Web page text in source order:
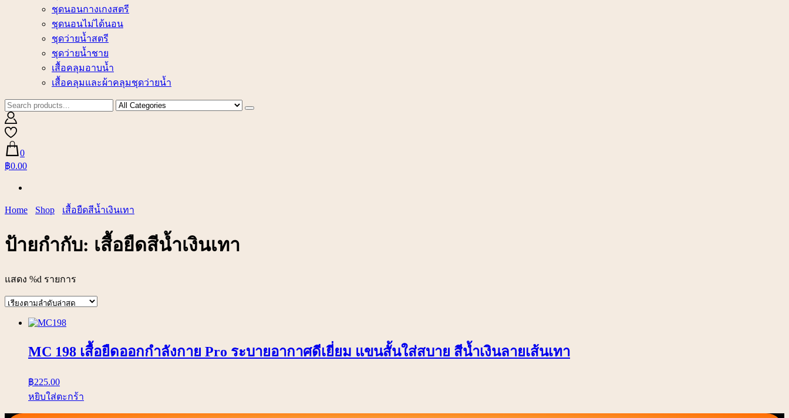
ชุดนอนกางเกงสตรี
ชุดนอนไม่ได้นอน
ชุดว่ายน้ำสตรี
ชุดว่ายน้ำชาย
เสื้อคลุมอาบน้ำ
เสื้อคลุมและผ้าคลุมชุดว่ายน้ำ
0
฿0.00
Home Shop เสื้อยืดสีน้ำเงินเทา
ป้ายกำกับ: เสื้อยืดสีน้ำเงินเทา
แสดง %d รายการ
MC 198 เสื้อยืดออกกำลังกาย Pro ระบายอากาศดีเยี่ยม แขนสั้นใส่สบาย สีน้ำเงินลายเส้นเทา
฿225.00
หยิบใส่ตะกร้า